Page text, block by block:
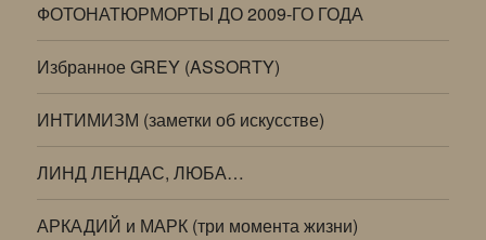
ФОТОНАТЮРМОРТЫ ДО 2009-ГО ГОДА
Избранное GREY (ASSORTY)
ИНТИМИЗМ (заметки об искусстве)
ЛИНД ЛЕНДАС, ЛЮБА…
АРКАДИЙ и МАРК (три момента жизни)